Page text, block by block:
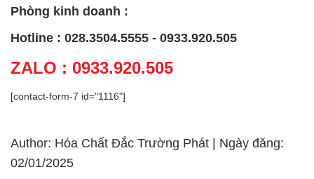
Phòng kinh doanh :
Hotline : 028.3504.5555 - 0933.920.505
ZALO : 0933.920.505
[contact-form-7 id="1116"]
Author: Hóa Chất Đắc Trường Phát | Ngày đăng:
02/01/2025